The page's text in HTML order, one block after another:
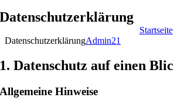
Datenschutzerklärung
Startseite
DatenschutzerklärungAdmin21
1. Datenschutz auf einen
Allgemeine Hinweise